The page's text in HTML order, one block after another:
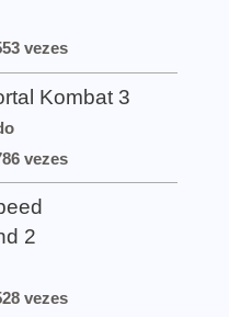
vezes
Kombat 3
vezes
2
vezes